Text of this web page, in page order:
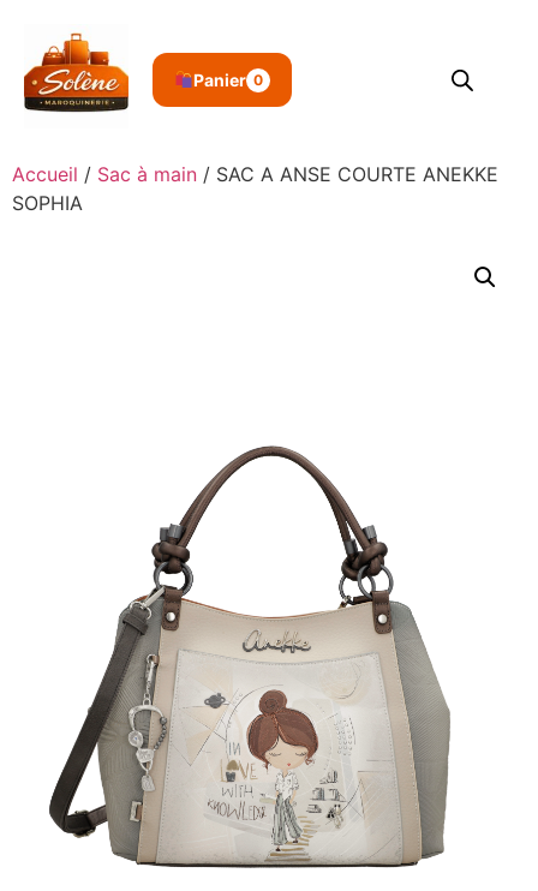
Panier 0
Accueil / Sac à main / SAC A ANSE COURTE ANEKKE
SOPHIA